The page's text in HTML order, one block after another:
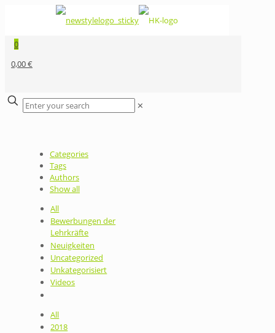
0
0,00 €
✕
Categories
Tags
Authors
Show all
All
Bewerbungen der
Lehrkräfte
Neuigkeiten
Uncategorized
Unkategorisiert
Videos
All
2018